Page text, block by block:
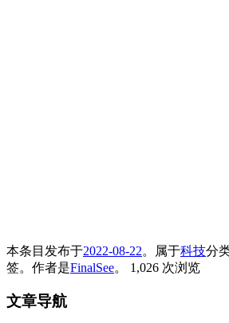
本条目发布于2022-08-22。属于科技分
签。 作者是FinalSee。 1,026 次浏览
文章导航